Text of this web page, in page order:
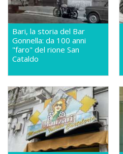
Bari, la storia del Bar
Gonnella: da 100 anni
"faro" del rione San
Cataldo